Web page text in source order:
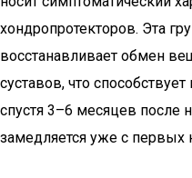
хондропротекторов. Эта
восстанавливает обмен
суставов, что
спустя 3–6 месяцев после
замедляется уже с первых